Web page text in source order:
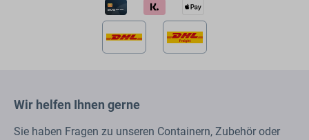
Wir helfen Ihnen gerne
Sie haben Fragen zu unseren Containern, Zubehör oder